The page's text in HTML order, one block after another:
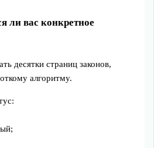
ли вас конкретное
десятки страниц законов,
алгоритму.